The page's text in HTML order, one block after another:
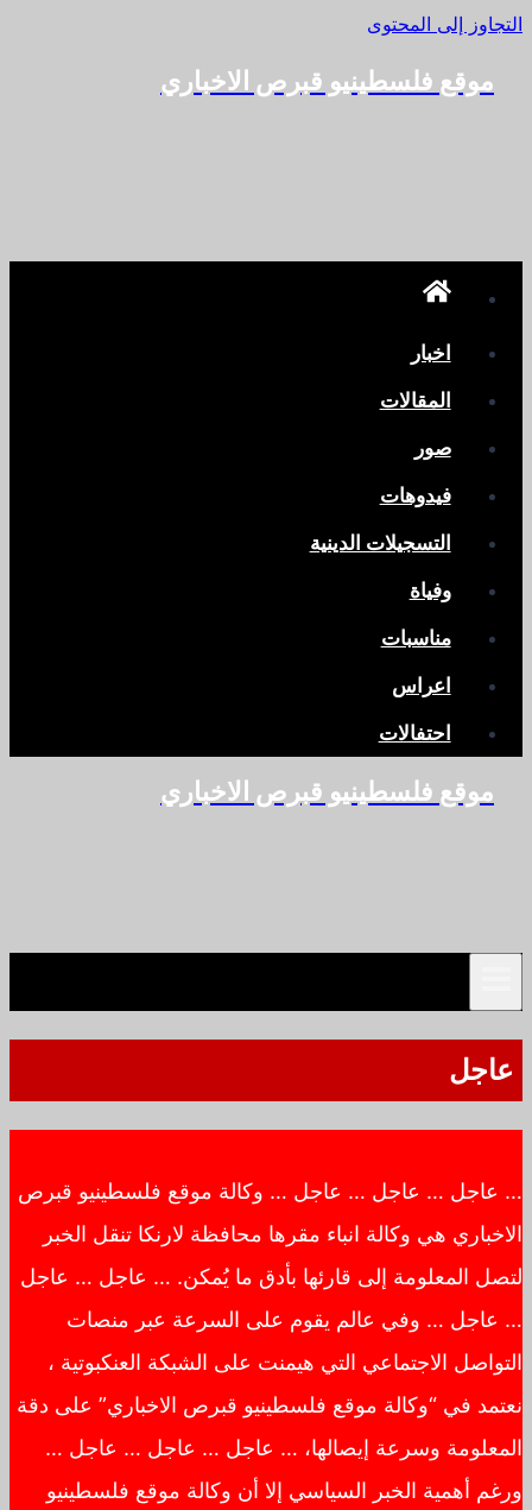
التجاوز إلى المحتوى
موقع فلسطينيو قبرص الاخباري
اخبار
المقالات
صور
فيدوهات
التسجيلات الدينية
وفياة
مناسبات
اعراس
احتفالات
موقع فلسطينيو قبرص الاخباري
عاجل
… عاجل … عاجل … عاجل … وكالة موقع فلسطينيو قبرص
الاخباري هي وكالة انباء مقرها محافظة لارنكا تنقل الخبر
لتصل المعلومة إلى قارئها بأدق ما يُمكن. … عاجل … عاجل
… عاجل … وفي عالم يقوم على السرعة عبر منصات
التواصل الاجتماعي التي هيمنت على الشبكة العنكبوتية ،
نعتمد في “وكالة موقع فلسطينيو قبرص الاخباري” على دقة
المعلومة وسرعة إيصالها، … عاجل … عاجل … عاجل …
ورغم أهمية الخبر السياسي إلا أن وكالة موقع فلسطينيو